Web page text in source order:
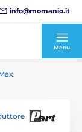
info@momanio.it
Menu